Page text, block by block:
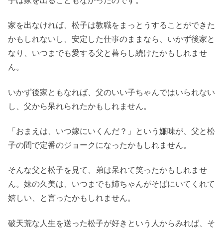
家を出なければ、松子は教職をまっとうすることができた
かもしれないし、安定した仕事のままなら、いかず後家と
なり、いつまでも愛する父と暮らし続けたかもしれませ
ん。
いかず後家ともなれば、父のいい子ちゃんではいられない
し、父から呆れられたかもしれません。
「おまえは、いつ嫁にいくんだ？」という嫌味が、父と松
子の間で定番のジョークになったかもしれません。
そんな父と松子を見て、弟は呆れて笑ったかもしれませ
ん。妹の久美は、いつまでも姉ちゃんがそばにいてくれて
嬉しい、と言ったかもしれません。
破天荒な人生を送った松子が好きという人からみれば、そ